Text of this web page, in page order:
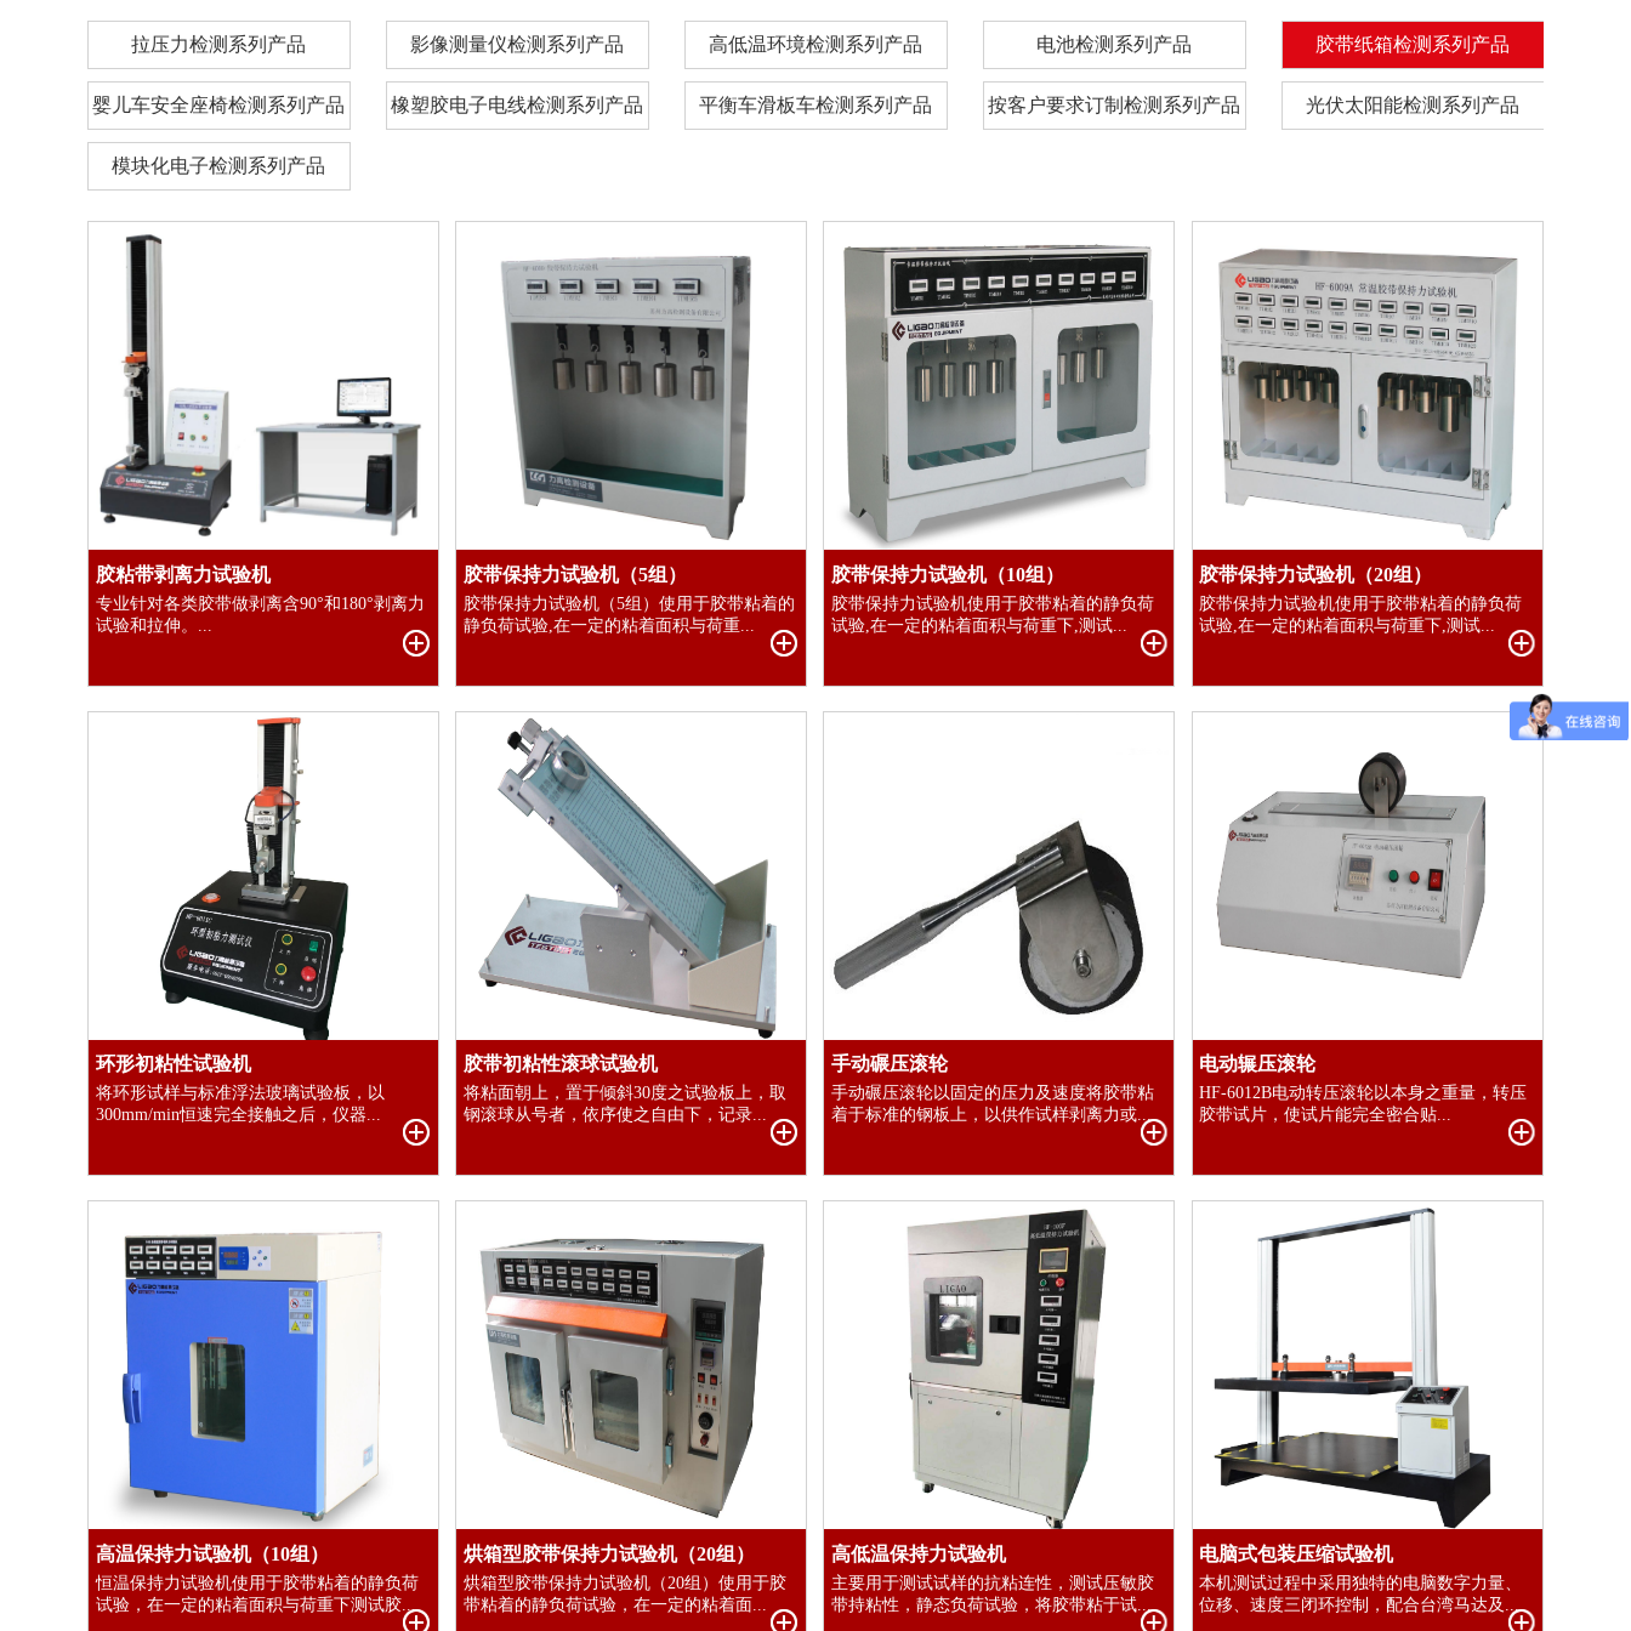
拉压力检测系列产品 影像测量仪检测系列产品 高低温环境检测系列产品 电池检测系列产品 胶带纸箱检测系列产品
婴儿车安全座椅检测系列产品 橡塑胶电子电线检测系列产品 平衡车滑板车检测系列产品 按客户要求订制检测系列产品 光伏太阳能检测系列产品
模块化电子检测系列产品
胶粘带剥离力试验机
专业针对各类胶带做剥离含90°和180°剥离力
试验和拉伸。...
胶带保持力试验机（5组）
胶带保持力试验机（5组）使用于胶带粘着的
静负荷试验,在一定的粘着面积与荷重...
胶带保持力试验机（10组）
胶带保持力试验机使用于胶带粘着的静负荷
试验,在一定的粘着面积与荷重下,测试...
胶带保持力试验机（20组）
胶带保持力试验机使用于胶带粘着的静负荷
试验,在一定的粘着面积与荷重下,测试...
环形初粘性试验机
将环形试样与标准浮法玻璃试验板，以
300mm/min恒速完全接触之后，仪器...
胶带初粘性滚球试验机
将粘面朝上，置于倾斜30度之试验板上，取
钢滚球从号者，依序使之自由下，记录...
手动碾压滚轮
手动碾压滚轮以固定的压力及速度将胶带粘
着于标准的钢板上，以供作试样剥离力或...
电动辗压滚轮
HF-6012B电动转压滚轮以本身之重量，转压
胶带试片，使试片能完全密合贴...
高温保持力试验机（10组）
恒温保持力试验机使用于胶带粘着的静负荷
试验，在一定的粘着面积与荷重下测试胶...
烘箱型胶带保持力试验机（20组）
烘箱型胶带保持力试验机（20组）使用于胶
带粘着的静负荷试验，在一定的粘着面...
高低温保持力试验机
主要用于测试试样的抗粘连性，测试压敏胶
带持粘性，静态负荷试验，将胶带粘于试...
电脑式包装压缩试验机
本机测试过程中采用独特的电脑数字力量、
位移、速度三闭环控制，配合台湾马达及...